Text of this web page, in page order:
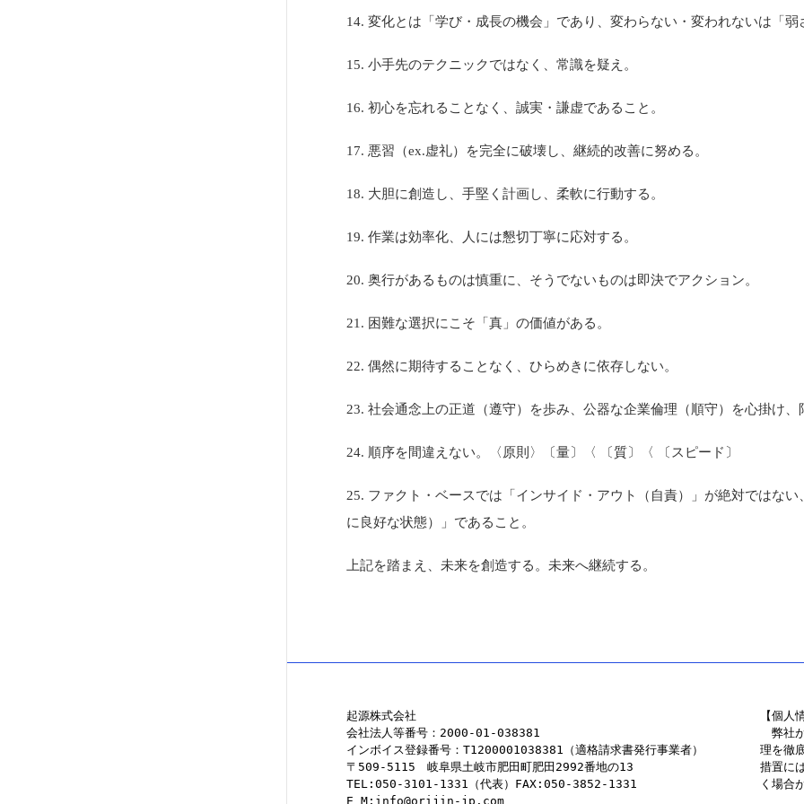
14. 変化とは「学び・成長の機会」であり、変わらない・変われないは「弱
15. 小手先のテクニックではなく、常識を疑え。
16. 初心を忘れることなく、誠実・謙虚であること。
17. 悪習（ex.虚礼）を完全に破壊し、継続的改善に努める。
18. 大胆に創造し、手堅く計画し、柔軟に行動する。
19. 作業は効率化、人には懇切丁寧に応対する。
20. 奥行があるものは慎重に、そうでないものは即決でアクション。
21. 困難な選択にこそ「真」の価値がある。
22. 偶然に期待することなく、ひらめきに依存しない。
23. 社会通念上の正道（遵守）を歩み、公器な企業倫理（順守）を心掛け
24. 順序を間違えない。〈原則〉〔量〕〈 〔質〕〈 〔スピード〕
25. ファクト・ベースでは「インサイド・アウト（自責）」が絶対ではな
に良好な状態）」であること。
上記を踏まえ、未来を創造する。未来へ継続する。
起源株式会社
会社法人等番号：2000-01-038381
インボイス登録番号：T1200001038381（適格請求書発行事業者）
〒509-5115　岐阜県土岐市肥田町肥田2992番地の13
TEL:050-3101-1331（代表）FAX:050-3852-1331
E M:info@orijin-jp.com
【個人
弊社
理を徹
措置に
く場合